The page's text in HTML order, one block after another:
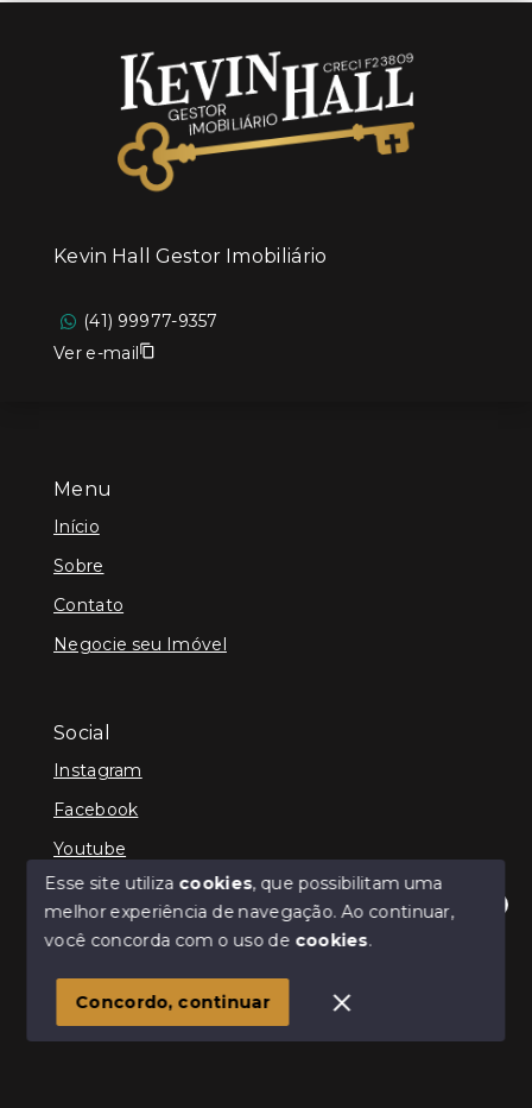
Olá! Estamos disponíveis para te ajudar.
Menu
Início
Sobre
Contato
Negocie seu Imóvel
Social
Instagram
Facebook
Youtube
© Copyright 2026 - Kevin Hall Gestor Imobiliário -
SITE PARA IMOBILIARIA
Kevin Hall Gestor Imobiliário
(41) 99977-9357
Ver e-mail
Esse site utiliza cookies, que possibilitam uma
melhor experiência de navegação.Ao continuar,
você concorda com o uso de cookies.
Concordo, continuar